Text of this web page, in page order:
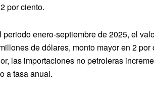
por ciento.
periodo enero-septiembre de 2025, el
de dólares, monto mayor en 2
las importaciones no petroleras
a tasa anual.